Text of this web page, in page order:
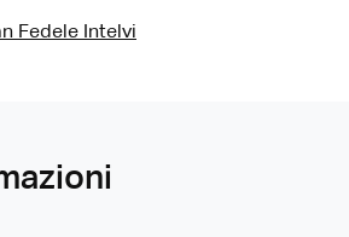
Fedele Intelvi